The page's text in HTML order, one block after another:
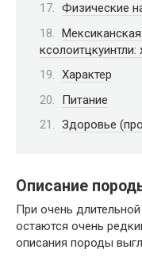
Физические
ксолоитцкуинтли:
Характер
Питание
Здоровье
Описание
При очень
остаются очень
описания породы